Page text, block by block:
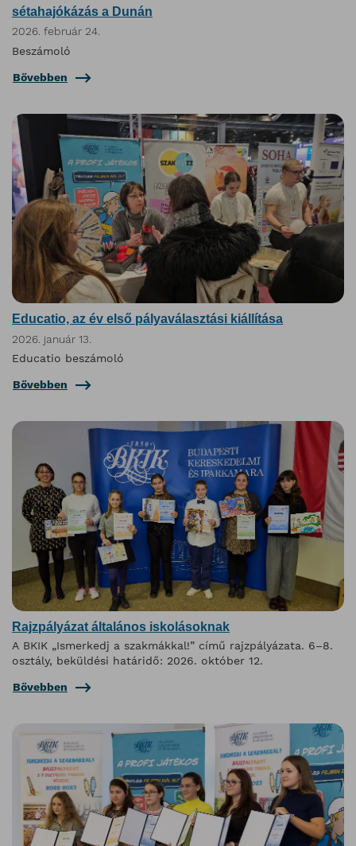
sétahajókázás a Dunán
2026. február 24.
Beszámoló
Bővebben
Educatio, az év első pályaválasztási kiállítása
2026. január 13.
Educatio beszámoló
Bővebben
Rajzpályázat általános iskolásoknak
A BKIK „Ismerkedj a szakmákkal!” című rajzpályázata. 6–8.
osztály, beküldési határidő: 2026. október 12.
Bővebben